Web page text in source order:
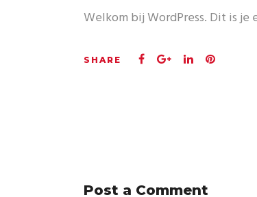
Welkom bij WordPress. Dit is
Post a Comment